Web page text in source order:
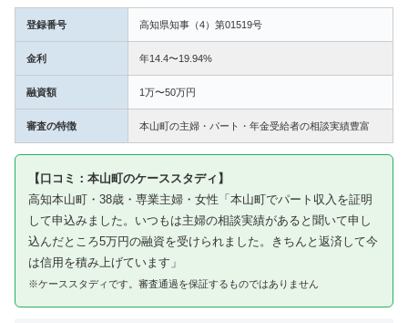
登録番号 高知県知事（4）第01519号
金利 年14.4〜19.94%
融資額 1万〜50万円
審査の特徴 本山町の主婦・パート・年金受給者の相談実績豊富
【口コミ：本山町のケーススタディ】
高知本山町・38歳・専業主婦・女性「本山町でパート収入を証明
して申込みました。いつもは主婦の相談実績があると聞いて申し
込んだところ5万円の融資を受けられました。きちんと返済して今
は信用を積み上げています」
※ケーススタディです。審査通過を保証するものではありません